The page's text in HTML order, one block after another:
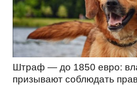
Штраф — до 1850 евро:
призывают соблюдать